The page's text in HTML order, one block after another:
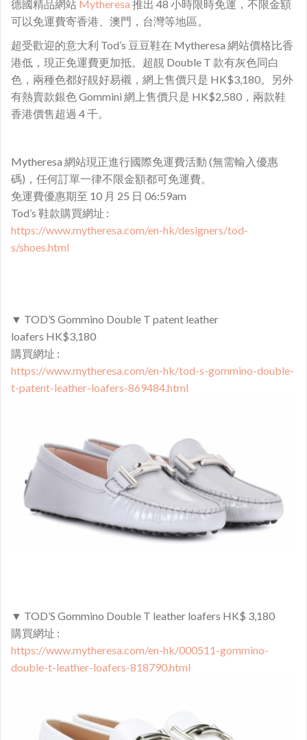
德國精品網站 Mytheresa 推出 48 小時限時免運，不限金額
可以免運費寄香港、澳門，台灣等地區。
超受歡迎的意大利 Tod’s 豆豆鞋在 Mytheresa 網站價格比香
港低， 現正免運費更加抵。超靚 Double T 款有灰色同白
色，兩種色都好靚好易襯，網上售價只是 HK$3,180。另外
有熱賣款銀色 Gommini 網上售價只是 HK$2,580，兩款鞋
香港價售超過 4 千。
Mytheresa 網站現正進行國際免運費活動 (無需輸入優惠
碼)，任何訂單一律不限金額都可免運費。
免運費優惠期至 10 月 25 日 06:59am
Tod’s 鞋款購買網址 :
https://www.mytheresa.com/en-hk/designers/tod-
s/shoes.html
▼ TOD’S Gommino Double T patent leather
loafers HK$3,180
購買網址 :
https://www.mytheresa.com/en-hk/tod-s-gommino-double-
t-patent-leather-loafers-869484.html
▼ TOD’S Gommino Double T leather loafers HK$ 3,180
購買網址 :
https://www.mytheresa.com/en-hk/000511-gommino-
double-t-leather-loafers-818790.html